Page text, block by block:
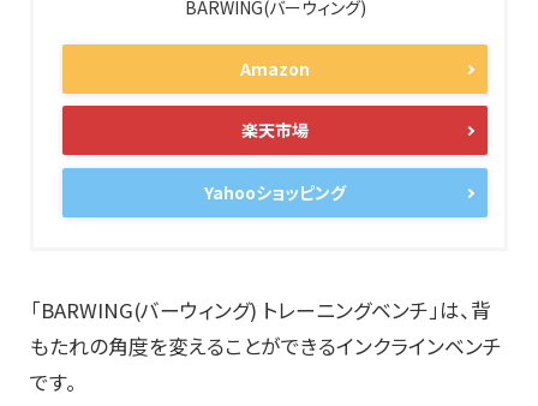
BARWING(バーウィング)
Amazon
楽天市場
Yahooショッピング
「BARWING(バーウィング) トレーニングベンチ」は、背
もたれの角度を変えることができるインクラインベンチ
です。